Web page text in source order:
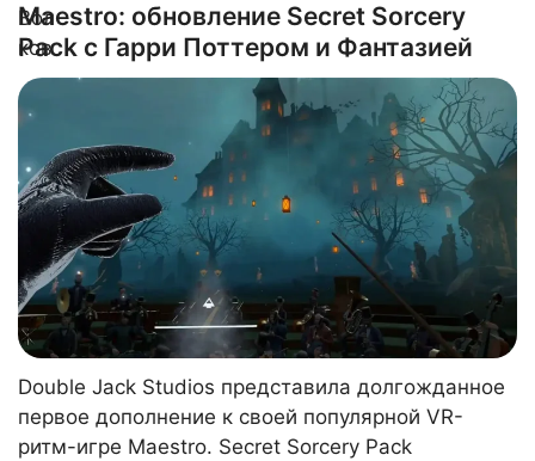
Maestro: обновление Secret Sorcery
Pack с Гарри Поттером и Фантазией
Double Jack Studios представила долгожданное
первое дополнение к своей популярной VR-
ритм-игре Maestro. Secret Sorcery Pack